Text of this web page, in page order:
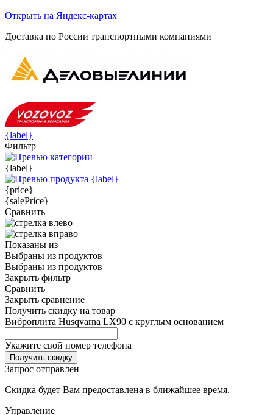
Открыть на Яндекс-картах
Доставка по России транспортными компаниями
{label}
Фильтр
{label}
{label}
{price}
{salePrice}
Сравнить
Показаны из
Выбраны из продуктов
Выбраны из продуктов
Закрыть фильтр
Сравнить
Закрыть сравнение
Получить скидку на товар
Виброплита Husqvarna LX90 с круглым основанием
Укажите свой номер телефона
Получить скидку
Запрос отправлен
Скидка будет Вам предоставлена в ближайшее время.
Управление